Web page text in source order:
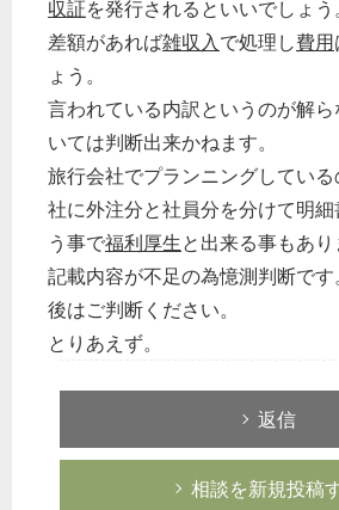
収証を発行されるといいでしょう
差額があれば雑収入で処理し費用
ょう。
言われている内訳というのが解
いては判断出来かねます。
旅行会社でプランニングしてい
社に外注分と社員分を分けて明
う事で福利厚生と出来る事もあり
記載内容が不足の為憶測判断です
後はご判断ください。
とりあえず。
返信
相談を新規投稿